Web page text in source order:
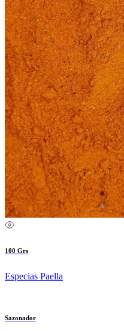
100 Grs
Especias Paella
Sazonador